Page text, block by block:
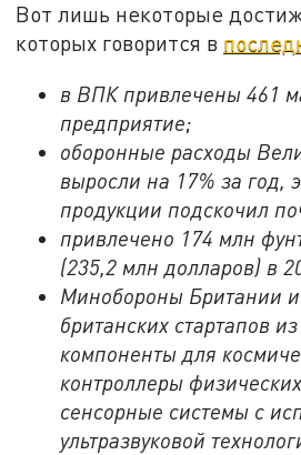
Вот лишь некоторые
которых говорится в
в ВПК привлечены 461
предприятие;
оборонные расходы
выросли на 17% за год,
продукции подскочил
привлечено 174 млн
(235,2 млн долларов) в
Минобороны Британии
британских стартапов
компоненты для
контроллеры
сенсорные системы с
ультразвуковой